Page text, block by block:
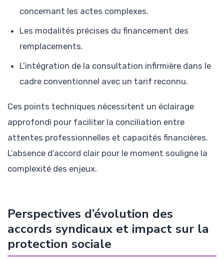
concernant les actes complexes.
Les modalités précises du financement des
remplacements.
L’intégration de la consultation infirmière dans le
cadre conventionnel avec un tarif reconnu.
Ces points techniques nécessitent un éclairage
approfondi pour faciliter la conciliation entre
attentes professionnelles et capacités financières.
L’absence d’accord clair pour le moment souligne la
complexité des enjeux.
Perspectives d’évolution des
accords syndicaux et impact sur la
protection sociale